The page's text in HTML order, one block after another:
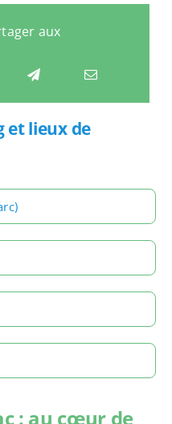
aux
et lieux de
: au cœur de